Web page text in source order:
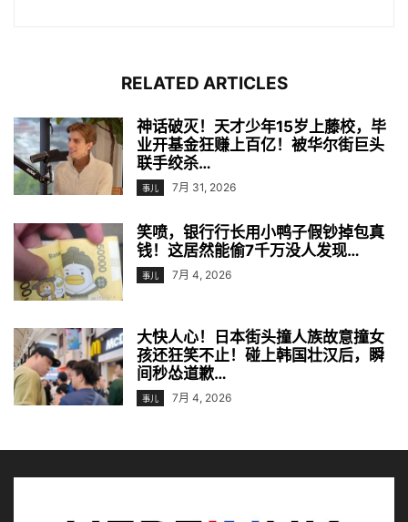
RELATED ARTICLES
神话破灭！天才少年15岁上藤校，毕
业开基金狂赚上百亿！被华尔街巨头
联手绞杀…
事儿 7月 31, 2026
笑喷，银行行长用小鸭子假钞掉包真
钱！这居然能偷7千万没人发现…
事儿 7月 4, 2026
大快人心！日本街头撞人族故意撞女
孩还狂笑不止！碰上韩国壮汉后，瞬
间秒怂道歉…
事儿 7月 4, 2026